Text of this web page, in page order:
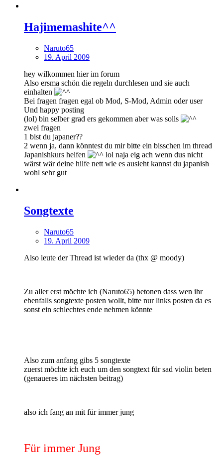
Hajimemashite^^
Naruto65
19. April 2009
hey wilkommen hier im forum
Also ersma schön die regeln durchlesen und sie auch
einhalten
Bei fragen fragen egal ob Mod, S-Mod, Admin oder user
Und happy posting
(lol) bin selber grad ers gekommen aber was solls
zwei fragen
1 bist du japaner??
2 wenn ja, dann könntest du mir bitte ein bisschen im thread
Japanishkurs helfen
lol naja eig ach wenn dus nicht
wärst wär deine hilfe nett wie es ausieht kannst du japanish
wohl sehr gut
Songtexte
Naruto65
19. April 2009
Also leute der Thread ist wieder da (thx @ moody)
Zu aller erst möchte ich (Naruto65) betonen dass wen ihr
ebenfalls songtexte posten wollt, bitte nur links posten da es
sonst ein schlechtes ende nehmen könnte
Also zum anfang gibs 5 songtexte
zuerst möchte ich euch um den songtext für sad violin beten
(genaueres im nächsten beitrag)
also ich fang an mit für immer jung
Für immer Jung